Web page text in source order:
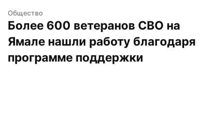
Общество
Более 600 ветеранов СВО на
Ямале нашли работу благодаря
программе поддержки